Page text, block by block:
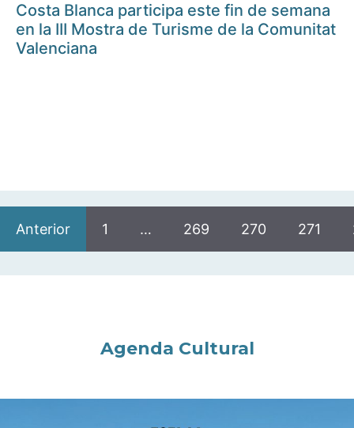
Costa Blanca participa este fin de semana
en la III Mostra de Turisme de la Comunitat
Valenciana
Anterior 1 … 269 270 271
Agenda Cultural